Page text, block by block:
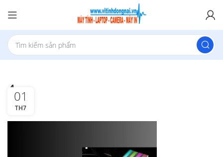
401
TH7